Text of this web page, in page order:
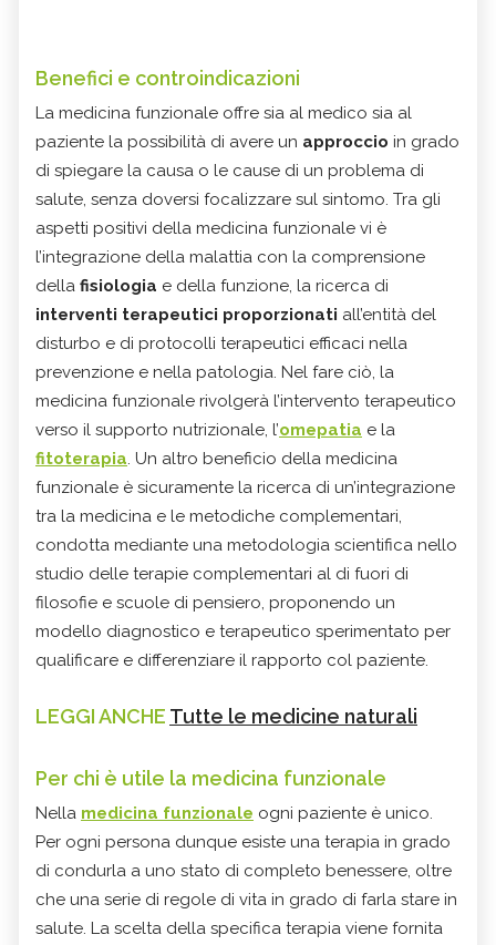
Benefici e controindicazioni
La medicina funzionale offre sia al medico sia al
paziente la possibilità di avere un approccio in grado
di spiegare la causa o le cause di un problema di
salute, senza doversi focalizzare sul sintomo. Tra gli
aspetti positivi della medicina funzionale vi è
l’integrazione della malattia con la comprensione
della fisiologia e della funzione, la ricerca di
interventi terapeutici proporzionati all’entità del
disturbo e di protocolli terapeutici efficaci nella
prevenzione e nella patologia. Nel fare ciò, la
medicina funzionale rivolgerà l’intervento terapeutico
verso il supporto nutrizionale, l’omepatia e la
fitoterapia. Un altro beneficio della medicina
funzionale è sicuramente la ricerca di un’integrazione
tra la medicina e le metodiche complementari,
condotta mediante una metodologia scientifica nello
studio delle terapie complementari al di fuori di
filosofie e scuole di pensiero, proponendo un
modello diagnostico e terapeutico sperimentato per
qualificare e differenziare il rapporto col paziente.
LEGGI ANCHE Tutte le medicine naturali
Per chi è utile la medicina funzionale
Nella medicina funzionale ogni paziente è unico.
Per ogni persona dunque esiste una terapia in grado
di condurla a uno stato di completo benessere, oltre
che una serie di regole di vita in grado di farla stare in
salute. La scelta della specifica terapia viene fornita